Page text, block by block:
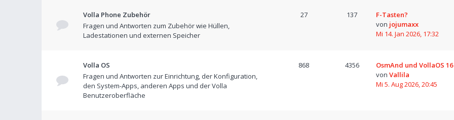
Volla Phone Zubehör
Fragen und Antworten zum Zubehör wie Hüllen,
Ladestationen und externen Speicher
27 137
F-Tasten?
von jojumaxx
Mi 14. Jan 2026, 17:32
Volla OS
Fragen und Antworten zur Einrichtung, der Konfiguration,
den System-Apps, anderen Apps und der Volla
Benutzeroberfläche
868 4356
OsmAnd und VollaOS 16
von Vallila
Mi 5. Aug 2026, 20:45